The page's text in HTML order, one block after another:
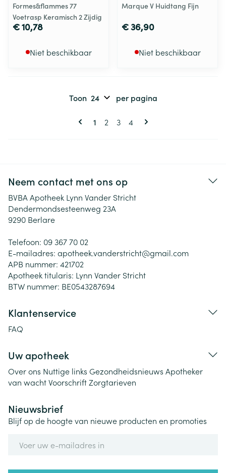
Formes&flammes 77
Voetrasp Keramisch 2 Zijdig
€ 10,78
Niet beschikbaar
Marque V Huidtang Fijn
€ 36,90
Niet beschikbaar
Pagina's
U lees momenteel pagina
1 Pagina
2 Pagina
3 Pagina
4
Toon per pagina
Neem contact met ons op
BVBA Apotheek Lynn Vander Stricht
Dendermondsesteenweg 23A
9290 Berlare
Telefoon: 09 367 70 02
E-mailadres: apotheek.vanderstricht@gmail.com
APB nummer: 421702
Apotheek titularis: Lynn Vander Stricht
BTW nummer: BE0543287694
Klantenservice
FAQ
Uw apotheek
Over ons Nuttige links Gezondheidsnieuws Apotheker
van wachtVoorschriftZorgtarieven
Nieuwsbrief
Blijf op de hoogte van nieuwe producten en promoties